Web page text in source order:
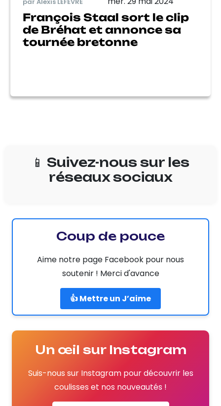
François Staal sort le clip
de Bréhat et annonce sa
tournée bretonne
📱 Suivez-nous sur les
réseaux sociaux
Coup de pouce
Aime notre page Facebook pour nous
soutenir ! Merci d'avance
👍 Mettre un J’aime
Un œil sur Instagram
Suis-nous sur Instagram pour découvrir les
coulisses et nos nouveautés !